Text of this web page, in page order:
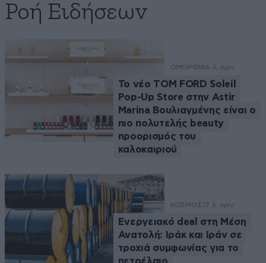
Ροή Ειδήσεων
ΟΜΟΡΦΙΑ6 λ. πριν
Το νέο TOM FORD Soleil
Pop-Up Store στην Astir
Marina Βουλιαγμένης είναι ο
πιο πολυτελής beauty
προορισμός του
καλοκαιριού
ΚΟΣΜΟΣ 17 λ. πριν
Ενεργειακό deal στη Μέση
Ανατολή: Ιράκ και Ιράν σε
τροχιά συμφωνίας για το
πετρέλαιο